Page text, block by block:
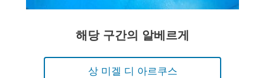
해당 구간의 알베르게
상 미겔 디 아르쿠스